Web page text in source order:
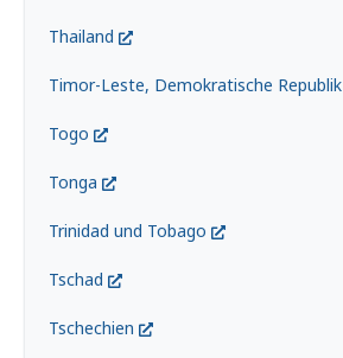
Thailand
Timor-Leste, Demokratische Republik
Togo
Tonga
Trinidad und Tobago
Tschad
Tschechien